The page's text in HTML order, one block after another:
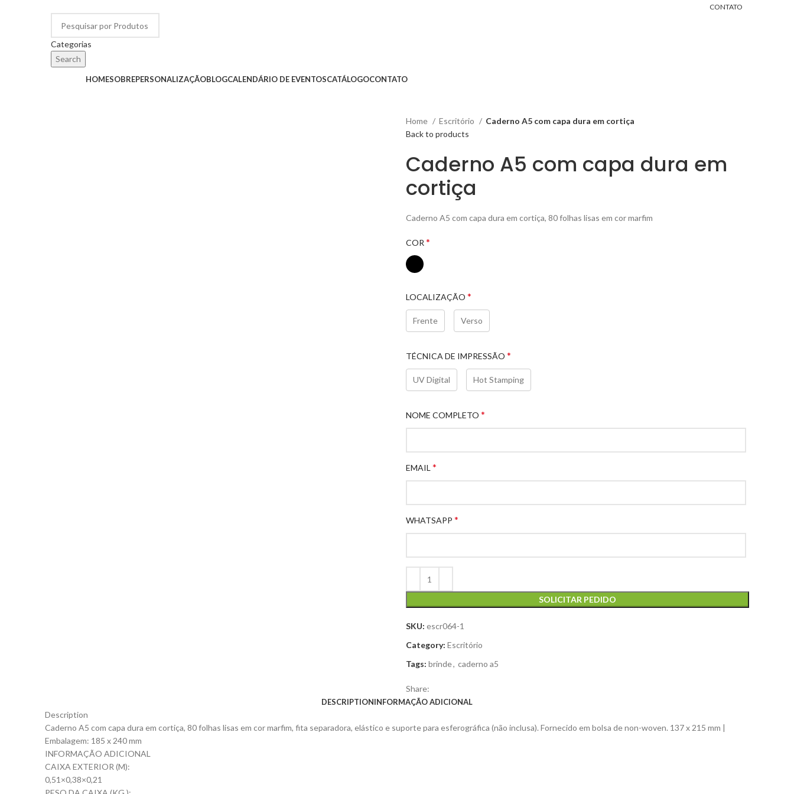
CONTATO
Categorias
Search
HOMESOBREPERSONALIZAÇÃOBLOGCALENDÁRIO DE EVENTOSCATÁLOGOCONTATO
Home Escritório
Caderno A5 com capa dura em cortiça
Back to products
Caderno A5 com capa dura em
cortiça
Caderno A5 com capa dura em cortiça, 80 folhas lisas em cor marfim
COR *
LOCALIZAÇÃO *
Frente Verso
TÉCNICA DE IMPRESSÃO *
UV Digital Hot Stamping
NOME COMPLETO *
EMAIL *
WHATSAPP *
SOLICITAR PEDIDO
SKU: escr064-1
Category: Escritório
Tags: brinde, caderno a5
Share:
DESCRIPTIONINFORMAÇÃO ADICIONAL
Description
Caderno A5 com capa dura em cortiça, 80 folhas lisas em cor marfim, fita separadora, elástico e suporte para esferográfica (não inclusa). Fornecido em bolsa de non-woven. 137 x 215 mm |
Embalagem: 185 x 240 mm
INFORMAÇÃO ADICIONAL
CAIXA EXTERIOR (M):
0,51×0,38×0,21